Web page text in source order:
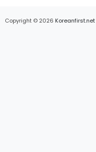
Copyright © 2026 Koreanfirst.net